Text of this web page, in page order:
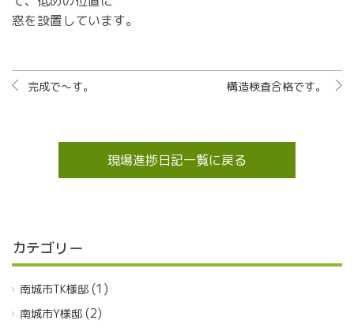
窓を設置しています。
完成で～す。 構造検査合格です。
現場進捗日記一覧に戻る
カテゴリー
南城市TK様邸 (1)
南城市Y様邸 (2)